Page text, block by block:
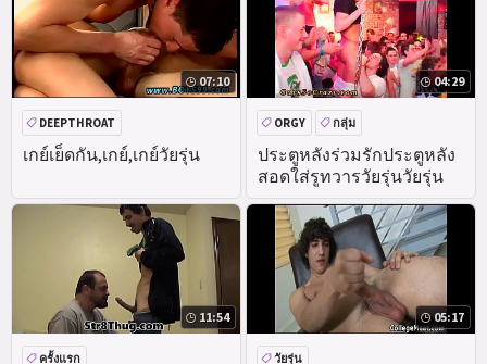
07:10
เกย์เย็ดกัน,เกย์,เกย์วัยรุ่น
DEEPTHROAT
04:29
ประตูหลังร่วมรักประตูหลัง
สอดใส่รูทวารวัยรุ่นวัยรุ่น
ORGY กลุ่ม
11:54
ครั้งแรก
05:17
วัยรุ่น